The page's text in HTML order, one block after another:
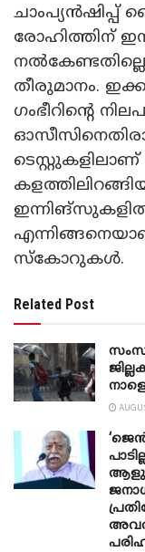
ചാംപ്യൻഷിപ്പ്
രോഹിത്തിന്
തീരുമാനം.
ഗംഭീറിന്റെ
ഇന്നിങ്സുകളിൽ
സ്കോറുകൾ.
Related Post